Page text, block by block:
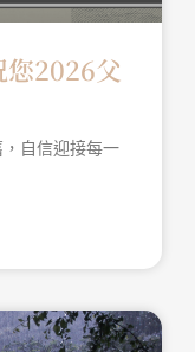
2026父
自信迎接每一